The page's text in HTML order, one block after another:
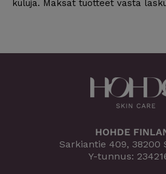
kuluja. Maksat tuotteet vasta
HOHDE
Sarkiantie 409, 38200
Y-tunnus: